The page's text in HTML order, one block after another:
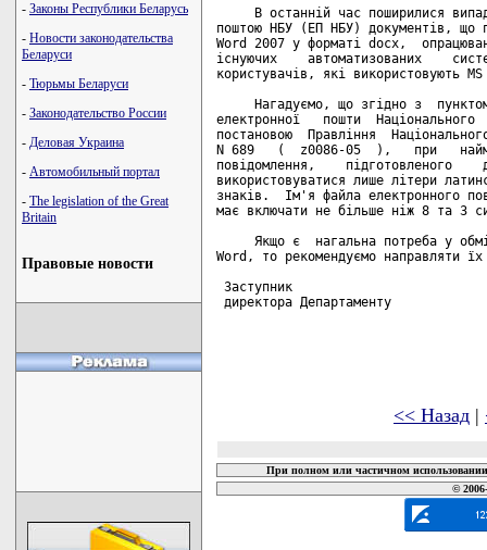
- Законы Республики Беларусь
- Новости законодательства
Беларуси
- Тюрьмы Беларуси
- Законодательство России
- Деловая Украина
- Автомобильный портал
- The legislation of the Great
Britain
Правовые новости
В останній час поширилися
поштою НБУ (ЕП НБУ) документів, що
Word 2007 у форматі docx,
існуючих    автоматизованих
користувачів, які використовують
Нагадуємо, що згідно з
електронної   пошти
постановою  Правління
N 689   (  z0086-05  ),   при
повідомлення,    підготовленого
використовуватися лише літери
знаків.  Ім'я файла електронного
має включати не більше ніж 8 та 3
Якщо є  нагальна потреба у
Word, то рекомендуємо направляти
Заступник
директора Департаменту
<< Назад |
При полном или частичном
©